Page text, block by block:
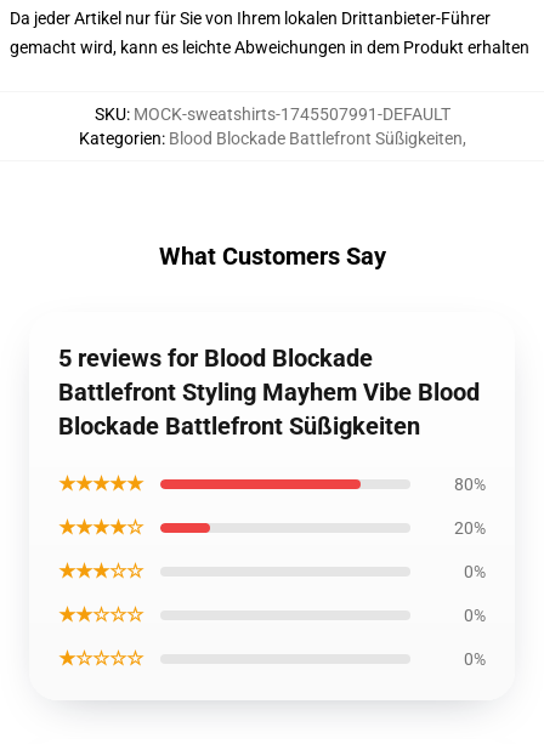
Da jeder Artikel nur für Sie von Ihrem lokalen Drittanbieter-Führer
gemacht wird, kann es leichte Abweichungen in dem Produkt erhalten
SKU: MOCK-sweatshirts-1745507991-DEFAULT
Kategorien: Blood Blockade Battlefront Süßigkeiten,
What Customers Say
5 reviews for Blood Blockade
Battlefront Styling Mayhem Vibe Blood
Blockade Battlefront Süßigkeiten
★★★★★ 80%
★★★★☆ 20%
★★★☆☆ 0%
★★☆☆☆ 0%
★☆☆☆☆ 0%